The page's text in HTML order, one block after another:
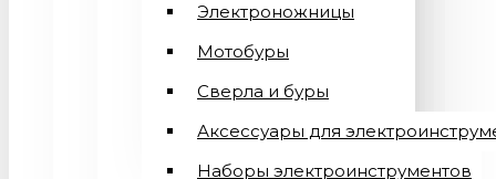
Электроножницы
Мотобуры
Сверла и буры
Аксессуары для
Наборы электроинструментов